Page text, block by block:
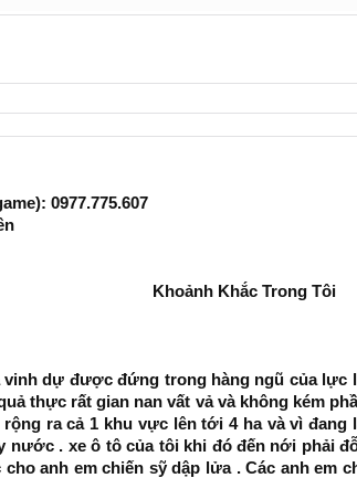
0977.775.607
Khoảnh Khắc Trong Tôi​
dự được đứng trong hàng ngũ của
thực rất gian nan vất vả và không kém
ra cả 1 khu vực lên tới 4 ha và vì
nước . xe ô tô của tôi khi đó đến nới phải
anh em chiến sỹ dập lửa . Các anh em